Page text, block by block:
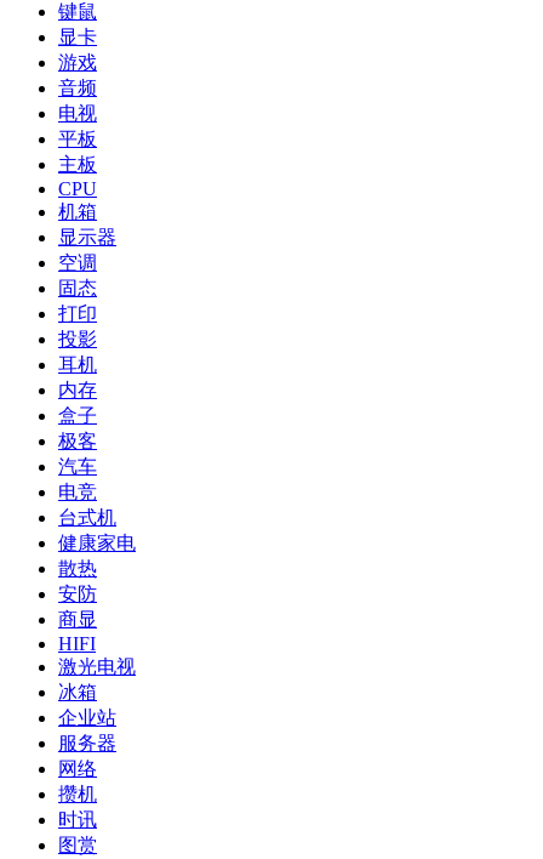
键鼠
显卡
游戏
音频
电视
平板
主板
CPU
机箱
显示器
空调
固态
打印
投影
耳机
内存
盒子
极客
汽车
电竞
台式机
健康家电
散热
安防
商显
HIFI
激光电视
冰箱
企业站
服务器
网络
攒机
时讯
图赏